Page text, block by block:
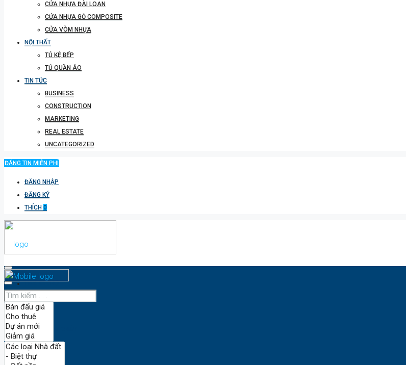
CỬA NHỰA ĐÀI LOAN
CỬA NHỰA GỖ COMPOSITE
CỬA VÒM NHỰA
NỘI THẤT
TỦ KỆ BẾP
TỦ QUẦN ÁO
TIN TỨC
BUSINESS
CONSTRUCTION
MARKETING
REAL ESTATE
UNCATEGORIZED
ĐĂNG TIN MIỄN PHÍ
ĐĂNG NHẬP
ĐĂNG KÝ
THÍCH 0
TRANG CHỦ
CỬA CHỐNG CHÁY